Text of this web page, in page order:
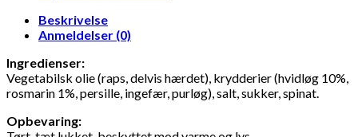
Beskrivelse
Anmeldelser (0)
Ingredienser:
Vegetabilsk olie (raps, delvis hærdet), krydderier (hvidløg 10%,
rosmarin 1%, persille, ingefær, purløg), salt, sukker, spinat.
Opbevaring: